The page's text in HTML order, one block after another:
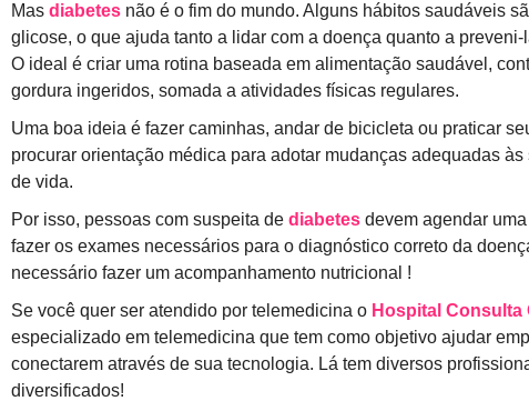
Mas diabetes não é o fim do mundo. Alguns hábitos saudáveis
glicose, o que ajuda tanto a lidar com a doença quanto a preveni-
O ideal é criar uma rotina baseada em alimentação saudável,
gordura ingeridos, somada a atividades físicas regulares.
Uma boa ideia é fazer caminhas, andar de bicicleta ou praticar
procurar orientação médica para adotar mudanças adequadas
de vida.
Por isso, pessoas com suspeita de diabetes devem agendar
fazer os exames necessários para o diagnóstico correto da
necessário fazer um acompanhamento nutricional !
Se você quer ser atendido por telemedicina o Hospital Consulta
especializado em telemedicina que tem como objetivo ajudar
conectarem através de sua tecnologia. Lá tem diversos
diversificados!